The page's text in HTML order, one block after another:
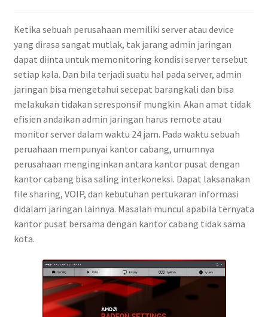
Ketika sebuah perusahaan memiliki server atau device
yang dirasa sangat mutlak, tak jarang admin jaringan
dapat diinta untuk memonitoring kondisi server tersebut
setiap kala. Dan bila terjadi suatu hal pada server, admin
jaringan bisa mengetahui secepat barangkali dan bisa
melakukan tidakan seresponsif mungkin. Akan amat tidak
efisien andaikan admin jaringan harus remote atau
monitor server dalam waktu 24 jam. Pada waktu sebuah
peruahaan mempunyai kantor cabang, umumnya
perusahaan menginginkan antara kantor pusat dengan
kantor cabang bisa saling interkoneksi. Dapat laksanakan
file sharing, VOIP, dan kebutuhan pertukaran informasi
didalam jaringan lainnya. Masalah muncul apabila ternyata
kantor pusat bersama dengan kantor cabang tidak sama
kota.